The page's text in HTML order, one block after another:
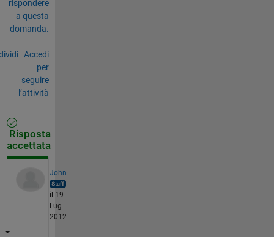
rispondere
a questa
domanda.
Accedi
per
seguire
l’attività
Risposta
accettata
John
il 19
Lug
2012